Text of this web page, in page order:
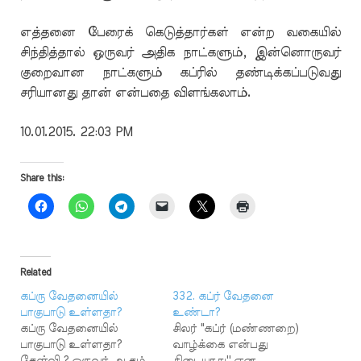
எத்தனை பேரைக் கெடுத்தார்கள் என்ற வகையில்
சிந்தித்தால் ஒருவர் அதிக நாட்களும், இன்னொருவர்
குறைவான நாட்களும் கப்ரில் தண்டிக்கப்படுவது
சரியானது தான் என்பதை விளங்கலாம்.
10.01.2015. 22:03 PM
Share this:
Related
கப்ரு வேதனையில்
பாகுபாடு உள்ளதா?
கப்ரு வேதனையில்
பாகுபாடு உள்ளதா?
332. கப்ர் வேதனை
உண்டா?
சிலர் "கப்ர் (மண்ணறை)
வாழ்க்கை என்பது